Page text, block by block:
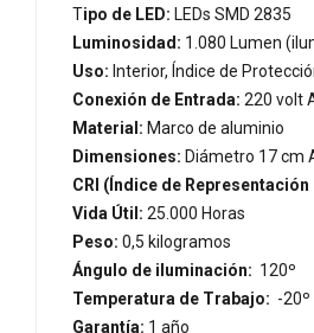
Tipo de LED: LEDs SMD 2835
Luminosidad: 1.080 Lumen
Uso: Interior, Índice de
Conexión de Entrada: 220 volt
Material: Marco de aluminio
Dimensiones: Diámetro 17 cm
CRI (Índice de
Vida Útil: 25.000 Horas
Peso: 0,5 kilogramos
Ángulo de iluminación: 120º
Temperatura de Trabajo: -20º
Garantía: 1 año